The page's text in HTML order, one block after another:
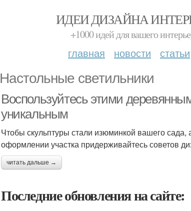
ИДЕИ ДИЗАЙНА
+1000 идей для вашего
главная новости статьи
Настольные светильники
Воспользуйтесь этими
уникальным
Чтобы скульптуры стали изюминкой вашего сада,
оформлении участка придерживайтесь советов
читать дальше →
Последние обновления на сайте: